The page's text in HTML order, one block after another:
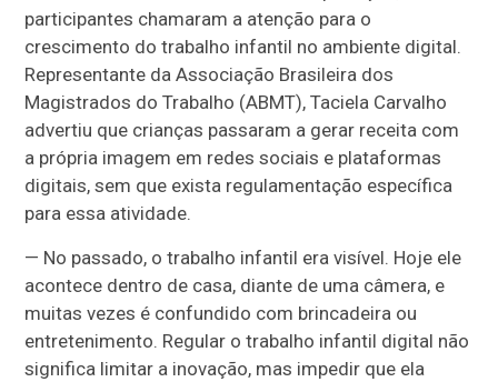
participantes chamaram a atenção para o
crescimento do trabalho infantil no ambiente digital.
Representante da Associação Brasileira dos
Magistrados do Trabalho (ABMT), Taciela Carvalho
advertiu que crianças passaram a gerar receita com
a própria imagem em redes sociais e plataformas
digitais, sem que exista regulamentação específica
para essa atividade.
— No passado, o trabalho infantil era visível. Hoje ele
acontece dentro de casa, diante de uma câmera, e
muitas vezes é confundido com brincadeira ou
entretenimento. Regular o trabalho infantil digital não
significa limitar a inovação, mas impedir que ela